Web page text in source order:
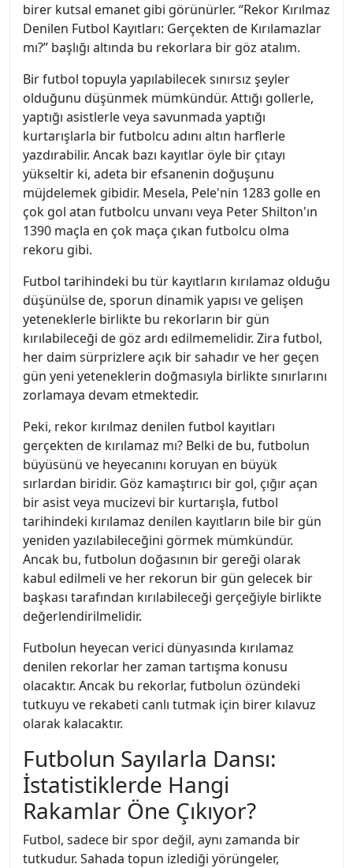
birer kutsal emanet gibi görünürler. “Rekor Kırılmaz
Denilen Futbol Kayıtları: Gerçekten de Kırılamazlar
mı?” başlığı altında bu rekorlara bir göz atalım.
Bir futbol topuyla yapılabilecek sınırsız şeyler
olduğunu düşünmek mümkündür. Attığı gollerle,
yaptığı asistlerle veya savunmada yaptığı
kurtarışlarla bir futbolcu adını altın harflerle
yazdırabilir. Ancak bazı kayıtlar öyle bir çıtayı
yükseltir ki, adeta bir efsanenin doğuşunu
müjdelemek gibidir. Mesela, Pele'nin 1283 golle en
çok gol atan futbolcu unvanı veya Peter Shilton'ın
1390 maçla en çok maça çıkan futbolcu olma
rekoru gibi.
Futbol tarihindeki bu tür kayıtların kırılamaz olduğu
düşünülse de, sporun dinamik yapısı ve gelişen
yeteneklerle birlikte bu rekorların bir gün
kırılabileceği de göz ardı edilmemelidir. Zira futbol,
her daim sürprizlere açık bir sahadır ve her geçen
gün yeni yeteneklerin doğmasıyla birlikte sınırlarını
zorlamaya devam etmektedir.
Peki, rekor kırılmaz denilen futbol kayıtları
gerçekten de kırılamaz mı? Belki de bu, futbolun
büyüsünü ve heyecanını koruyan en büyük
sırlardan biridir. Göz kamaştırıcı bir gol, çığır açan
bir asist veya mucizevi bir kurtarışla, futbol
tarihindeki kırılamaz denilen kayıtların bile bir gün
yeniden yazılabileceğini görmek mümkündür.
Ancak bu, futbolun doğasının bir gereği olarak
kabul edilmeli ve her rekorun bir gün gelecek bir
başkası tarafından kırılabileceği gerçeğiyle birlikte
değerlendirilmelidir.
Futbolun heyecan verici dünyasında kırılamaz
denilen rekorlar her zaman tartışma konusu
olacaktır. Ancak bu rekorlar, futbolun özündeki
tutkuyu ve rekabeti canlı tutmak için birer kılavuz
olarak kalacaktır.
Futbolun Sayılarla Dansı:
İstatistiklerde Hangi
Rakamlar Öne Çıkıyor?
Futbol, sadece bir spor değil, aynı zamanda bir
tutkudur. Sahada topun izlediği yörüngeler,